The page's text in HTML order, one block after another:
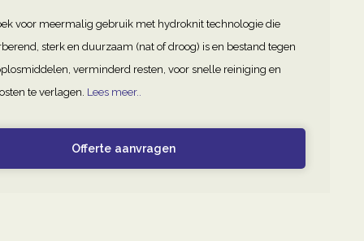
voor meermalig gebruik met hydroknit technologie die
sterk en duurzaam (nat of droog) is en bestand tegen
verminderd resten, voor snelle reiniging en
te verlagen. Lees meer..
Offerte aanvragen